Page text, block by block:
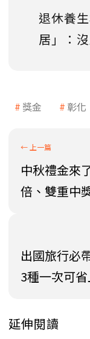
退休養
居」：
獎金 彰化
中秋禮金來
倍、雙重中
出國旅行必
3種一次可
延伸閱讀